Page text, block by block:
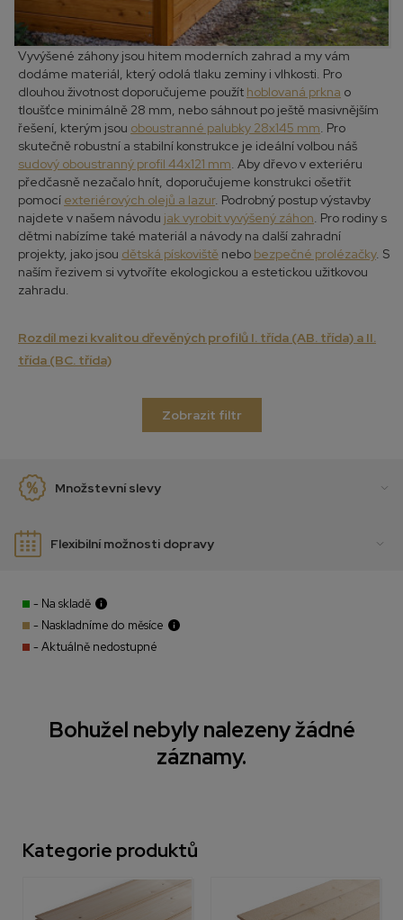
Vyvýšené záhony jsou hitem moderních zahrad a my vám
dodáme materiál, který odolá tlaku zeminy i vlhkosti. Pro
dlouhou životnost doporučujeme použít hoblovaná prkna o
tloušťce minimálně 28 mm, nebo sáhnout po ještě masivnějším
řešení, kterým jsou oboustranné palubky 28x145 mm. Pro
skutečně robustní a stabilní konstrukce je ideální volbou náš
sudový oboustranný profil 44x121 mm. Aby dřevo v exteriéru
předčasně nezačalo hnít, doporučujeme konstrukci ošetřit
pomocí exteriérových olejů a lazur. Podrobný postup výstavby
najdete v našem návodu jak vyrobit vyvýšený záhon. Pro rodiny s
dětmi nabízíme také materiál a návody na další zahradní
projekty, jako jsou dětská pískoviště nebo bezpečné prolézačky. S
naším řezivem si vytvoříte ekologickou a estetickou užitkovou
zahradu.
Rozdíl mezi kvalitou dřevěných profilů I. třída (AB. třída) a II.
třída (BC. třída)
Zobrazit filtr
Množstevní slevy
Flexibilní možnosti dopravy
- Na skladě
- Naskladníme do měsíce
- Aktuálně nedostupné
Bohužel nebyly nalezeny žádné
záznamy.
Kategorie produktů